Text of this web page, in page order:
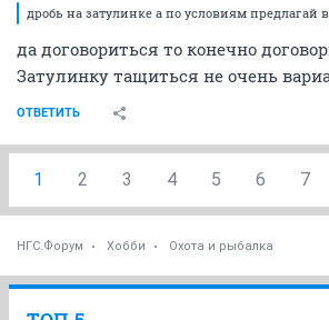
дробь на затулинке а по условиям предлагай
да договориться то конечно
Затулинку тащиться не очень
ОТВЕТИТЬ
1 2 3 4 5 6 7
НГС.Форум Хобби Охота и рыбалка